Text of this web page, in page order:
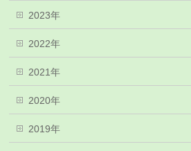
2023年
2022年
2021年
2020年
2019年